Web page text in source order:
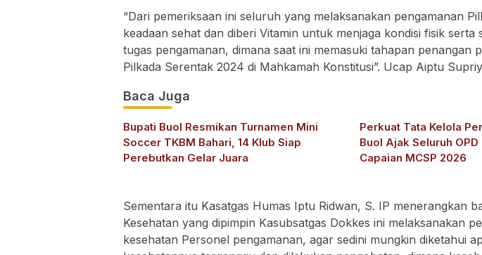
“Dari pemeriksaan ini seluruh yang melaksanakan pengamanan
keadaan sehat dan diberi Vitamin untuk menjaga kondisi fisik serta
tugas pengamanan, dimana saat ini memasuki tahapan penangan
Pilkada Serentak 2024 di Mahkamah Konstitusi”. Ucap Aiptu
Baca Juga
Bupati Buol Resmikan Turnamen Mini
Soccer TKBM Bahari, 14 Klub Siap
Perebutkan Gelar Juara
Perkuat Tata Kelola
Buol Ajak Seluruh
Capaian MCSP 2026
Sementara itu Kasatgas Humas Iptu Ridwan, S. IP menerangkan
Kesehatan yang dipimpin Kasubsatgas Dokkes ini melaksanakan
kesehatan Personel pengamanan, agar sedini mungkin diketahui